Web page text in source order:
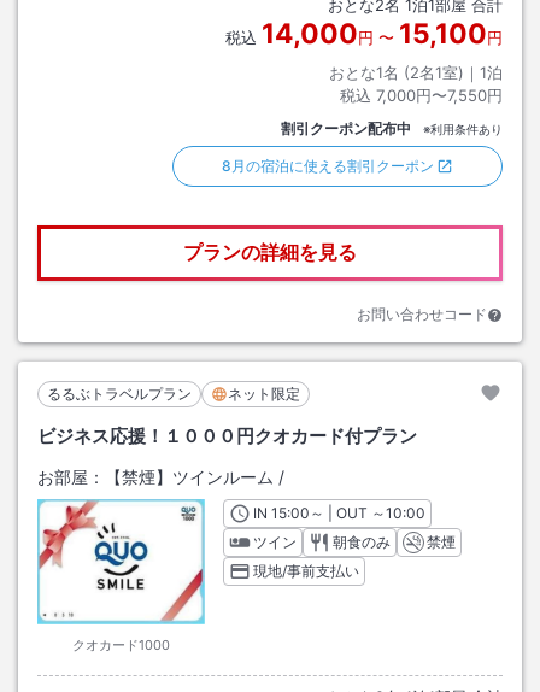
おとな2名 1泊1部屋 合計
税込 14,000円 〜 15,100円
おとな1名 (2名1室)｜ 1泊
税込 7,000円〜7,550円
割引クーポン配布中 ※利用条件あり
8月の宿泊に使える割引クーポン
プランの詳細を見る
お問い合わせコード
るるぶトラベルプラン ネット限定
ビジネス応援！１０００円クオカード付プラン
お部屋： 【禁煙】ツインルーム /
クオカード1000
INチェックイン
15:00 ～ | OUT チェックアウト
～10:00
ツイン
朝食のみ
禁煙
現地/事前支払い